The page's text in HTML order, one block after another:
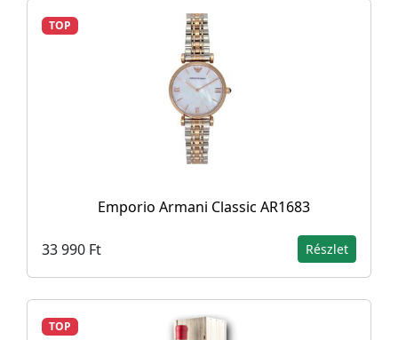
TOP
Emporio Armani Classic AR1683
33 990 Ft Részlet
TOP